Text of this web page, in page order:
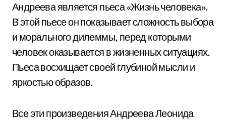
Андреева является пьеса «Жизнь человека».
В этой пьесе он показывает сложность выбора
и морального дилеммы, перед которыми
человек оказывается в жизненных ситуациях.
Пьеса восхищает своей глубиной мысли и
яркостью образов.
Все эти произведения Андреева Леонида